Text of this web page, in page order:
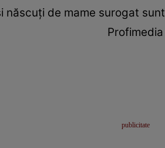
născuţi de mame surogat
Profimedia